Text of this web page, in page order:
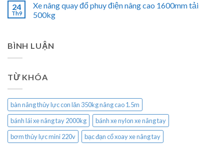
24
Th9
Xe nâng quay đổ phuy điện nâng cao 1600mm tải
500kg
BÌNH LUẬN
TỪ KHÓA
bàn nâng thủy lực con lăn 350kg nâng cao 1.5m
bánh lái xe nâng tay 2000kg
bánh xe nylon xe nâng tay
bơm thủy lực mini 220v
bạc đạn cổ xoay xe nâng tay